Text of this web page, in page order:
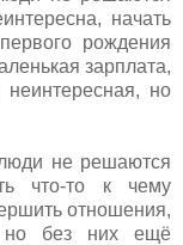
начать
рождения
зарплата,
но
не решаются
что-то к чему
отношения,
но без них ещё